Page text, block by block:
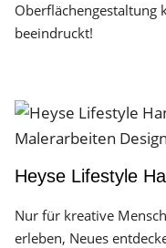
Oberflächen­gestaltung
beeindruckt!
Heyse Lifestyle
Nur für kreative
erleben, Neues